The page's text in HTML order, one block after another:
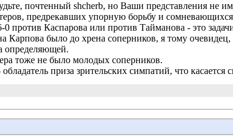
почтенный shcherb, но Ваши представления не
предрекавших упорную борьбу и
0 против Каспарова или против Тайманова - это
Карпова было до хрена соперников, я тому
определяющей.
тоже не было молодых соперников.
приза зрительских симпатий, что